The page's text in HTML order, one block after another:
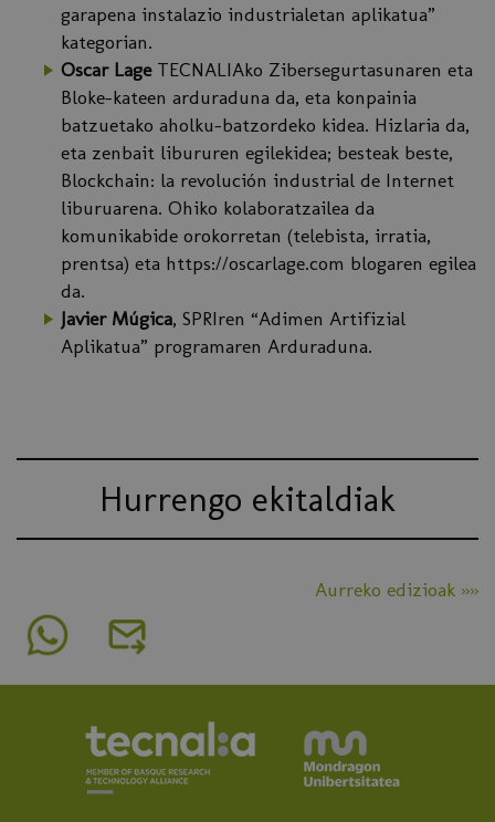
garapena instalazio industrialetan aplikatua”
kategorian.
Oscar LageTECNALIAko Zibersegurtasunaren eta
Bloke-kateen arduraduna da, eta konpainia
batzuetako aholku-batzordeko kidea. Hizlaria da,
eta zenbait libururen egilekidea; besteak beste,
Blockchain: la revolución industrial de Internet
liburuarena. Ohiko kolaboratzailea da
komunikabide orokorretan (telebista, irratia,
prentsa) eta https://oscarlage.com blogaren egilea
da.
Javier Múgica, SPRIren “Adimen Artifizial
Aplikatua” programaren Arduraduna.
Hurrengo ekitaldiak
Aurreko edizioak »»